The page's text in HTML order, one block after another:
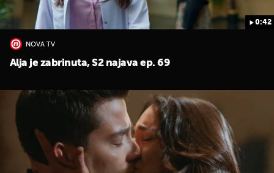
0:42
NOVA TV
Alja je zabrinuta, S2 najava ep. 69